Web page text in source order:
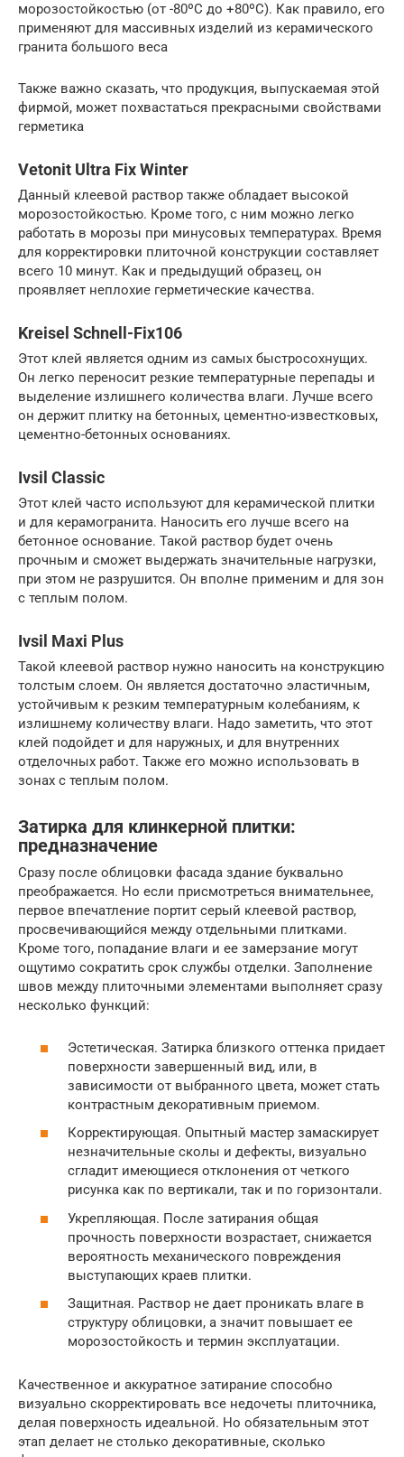
морозостойкостью (от -80ºС до +80ºС). Как правило, его
применяют для массивных изделий из керамического
гранита большого веса
Также важно сказать, что продукция, выпускаемая этой
фирмой, может похвастаться прекрасными свойствами
герметика
Vetonit Ultra Fix Winter
Данный клеевой раствор также обладает высокой
морозостойкостью. Кроме того, с ним можно легко
работать в морозы при минусовых температурах. Время
для корректировки плиточной конструкции составляет
всего 10 минут. Как и предыдущий образец, он
проявляет неплохие герметические качества.
Kreisel Schnell-Fix106
Этот клей является одним из самых быстросохнущих.
Он легко переносит резкие температурные перепады и
выделение излишнего количества влаги. Лучше всего
он держит плитку на бетонных, цементно-известковых,
цементно-бетонных основаниях.
Ivsil Classic
Этот клей часто используют для керамической плитки
и для керамогранита. Наносить его лучше всего на
бетонное основание. Такой раствор будет очень
прочным и сможет выдержать значительные нагрузки,
при этом не разрушится. Он вполне применим и для зон
с теплым полом.
Ivsil Maxi Plus
Такой клеевой раствор нужно наносить на конструкцию
толстым слоем. Он является достаточно эластичным,
устойчивым к резким температурным колебаниям, к
излишнему количеству влаги. Надо заметить, что этот
клей подойдет и для наружных, и для внутренних
отделочных работ. Также его можно использовать в
зонах с теплым полом.
Затирка для клинкерной плитки:
предназначение
Сразу после облицовки фасада здание буквально
преображается. Но если присмотреться внимательнее,
первое впечатление портит серый клеевой раствор,
просвечивающийся между отдельными плитками.
Кроме того, попадание влаги и ее замерзание могут
ощутимо сократить срок службы отделки. Заполнение
швов между плиточными элементами выполняет сразу
несколько функций:
Эстетическая. Затирка близкого оттенка придает
поверхности завершенный вид, или, в
зависимости от выбранного цвета, может стать
контрастным декоративным приемом.
Корректирующая. Опытный мастер замаскирует
незначительные сколы и дефекты, визуально
сгладит имеющиеся отклонения от четкого
рисунка как по вертикали, так и по горизонтали.
Укрепляющая. После затирания общая
прочность поверхности возрастает, снижается
вероятность механического повреждения
выступающих краев плитки.
Защитная. Раствор не дает проникать влаге в
структуру облицовки, а значит повышает ее
морозостойкость и термин эксплуатации.
Качественное и аккуратное затирание способно
визуально скорректировать все недочеты плиточника,
делая поверхность идеальной. Но обязательным этот
этап делает не столько декоративные, сколько